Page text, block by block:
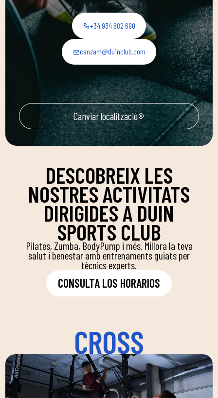
+34 934 682 690
canzam@duinclub.com
Canviar localització
DESCOBREIX LES
NOSTRES ACTIVITATS
DIRIGIDES A DUIN
SPORTS CLUB
Pilates, Zumba, BodyPump i més. Millora la teva
salut i benestar amb entrenaments guiats per
tècnics experts.
CONSULTA LOS HORARIOS
CROSS